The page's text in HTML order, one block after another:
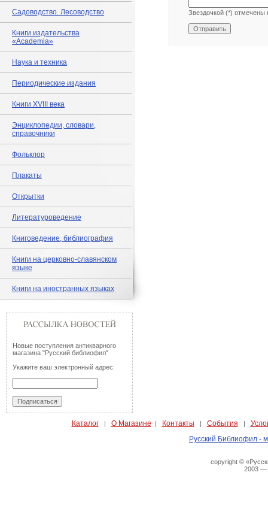
Садоводство. Лесоводство
Книги издательства
«Academia»
Наука и техника
Периодические издания
Книги XVIII века
Энциклопедии, словари,
справочники
Фольклор
Плакаты
Открытки
Литературоведение
Книговедение, библиография
Книги на церковно-славянском
языке
Книги на иностранных языках
Новые поступления антикварного
магазина "Русский библиофил"
Укажите ваш электронный адрес:
Звездочкой (*) отмечены
Каталог| О Магазине | Контакты | События |
Русский Библиофил -
copyright ©
2003 —